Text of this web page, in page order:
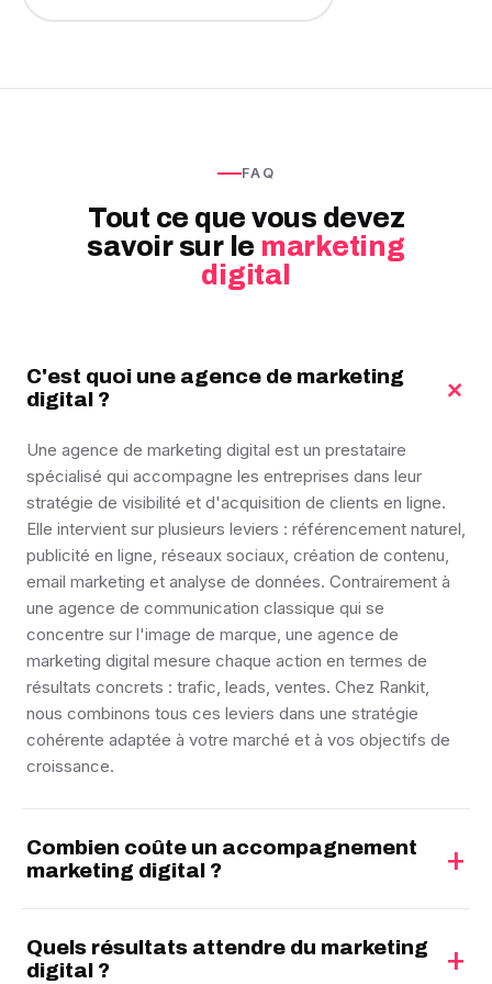
FAQ
Tout ce que vous devez
savoir sur le marketing
digital
C'est quoi une agence de marketing
digital ?
+
Une agence de marketing digital est un prestataire
spécialisé qui accompagne les entreprises dans leur
stratégie de visibilité et d'acquisition de clients en ligne.
Elle intervient sur plusieurs leviers : référencement naturel,
publicité en ligne, réseaux sociaux, création de contenu,
email marketing et analyse de données. Contrairement à
une agence de communication classique qui se
concentre sur l'image de marque, une agence de
marketing digital mesure chaque action en termes de
résultats concrets : trafic, leads, ventes. Chez Rankit,
nous combinons tous ces leviers dans une stratégie
cohérente adaptée à votre marché et à vos objectifs de
croissance.
Combien coûte un accompagnement
marketing digital ?
+
dépend de l'étendue des prestations et de vos objectifs.
Un accompagnement SEO + gestion de réseaux sociaux
Quels résultats attendre du marketing
digital ?
+